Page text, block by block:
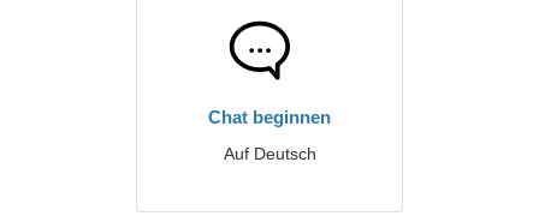
Chat beginnen
Auf Deutsch